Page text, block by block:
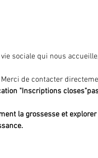
sociale qui nous
Merci de contacter
"Inscriptions closes"
la grossesse et